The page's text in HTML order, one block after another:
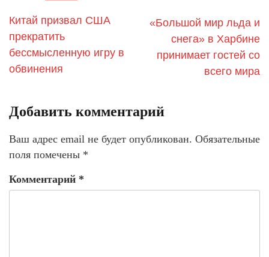
Китай призвал США
прекратить
бессмысленную игру в
обвинения
«Большой мир льда и
снега» в Харбине
принимает гостей со
всего мира
Добавить комментарий
Ваш адрес email не будет опубликован. Обязательные
поля помечены *
Комментарий *